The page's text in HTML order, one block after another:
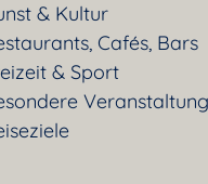
& Kultur
Cafés, Bars
& Sport